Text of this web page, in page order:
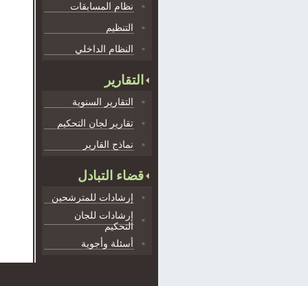
نظام المسابقات
التنظيم
النظام الداخلي
التقارير
التقارير السنوية
تقارير لجان التحكيم
نماذج القارير
قضاء التبادل
إرشادات للمترشحين
إرشادات للجان
التحكيم
أسئلة وأجوية